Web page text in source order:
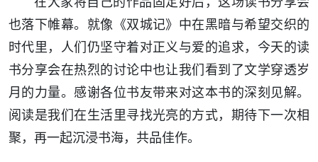
也落下帷幕。就像《双城记》中在黑暗与希望交织的
时代里，人们仍坚守着对正义与爱的追求，今天的读
书分享会在热烈的讨论中也让我们看到了文学穿透岁
月的力量。感谢各位书友带来对这本书的深刻见解。
阅读是我们在生活里寻找光亮的方式，期待下一次相
聚，再一起沉浸书海，共品佳作。